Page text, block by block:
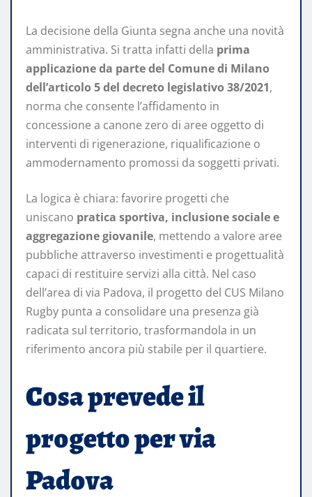
La decisione della Giunta segna anche una novità
amministrativa. Si tratta infatti della prima
applicazione da parte del Comune di Milano
dell’articolo 5 del decreto legislativo 38/2021,
norma che consente l’affidamento in
concessione a canone zero di aree oggetto di
interventi di rigenerazione, riqualificazione o
ammodernamento promossi da soggetti privati.
La logica è chiara: favorire progetti che
uniscano pratica sportiva, inclusione sociale e
aggregazione giovanile, mettendo a valore aree
pubbliche attraverso investimenti e progettualità
capaci di restituire servizi alla città. Nel caso
dell’area di via Padova, il progetto del CUS Milano
Rugby punta a consolidare una presenza già
radicata sul territorio, trasformandola in un
riferimento ancora più stabile per il quartiere.
Cosa prevede il
progetto per via
Padova